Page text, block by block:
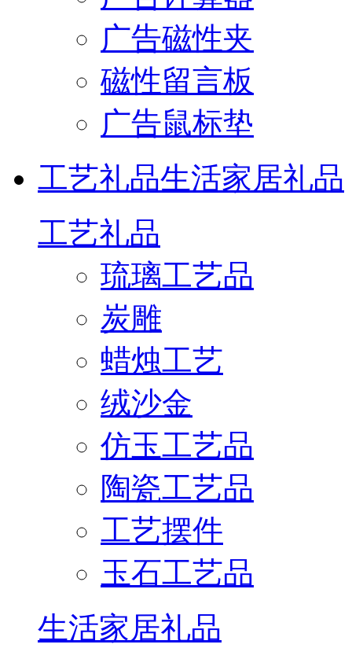
广告磁性夹
磁性留言板
广告鼠标垫
工艺礼品生活家居礼品
工艺礼品
琉璃工艺品
炭雕
蜡烛工艺
绒沙金
仿玉工艺品
陶瓷工艺品
工艺摆件
玉石工艺品
生活家居礼品